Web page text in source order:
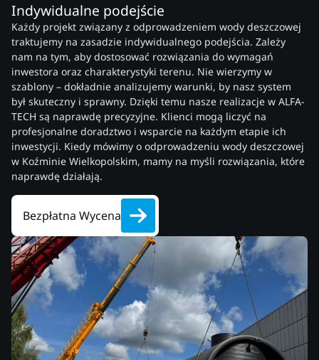
Indywidualne podejście
Każdy projekt związany z odprowadzeniem wody deszczowej
traktujemy na zasadzie indywidualnego podejścia. Zależy
nam na tym, aby dostosować rozwiązania do wymagań
inwestora oraz charakterystyki terenu. Nie wierzymy w
szablony – dokładnie analizujemy warunki, by nasz system
był skuteczny i sprawny. Dzięki temu nasze realizacje w ALFA-
TECH są naprawdę precyzyjne. Klienci mogą liczyć na
profesjonalne doradztwo i wsparcie na każdym etapie ich
inwestycji. Kiedy mówimy o odprowadzeniu wody deszczowej
w Koźminie Wielkopolskim, mamy na myśli rozwiązania, które
naprawdę działają.
Bezpłatna Wycena